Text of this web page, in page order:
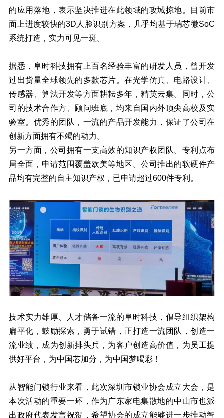
的应用落地，表示坚决推进在此领域的攻城掠地。目前市
面上进度较快的3D人脸识别方案，几乎均基于瑞芯微SoC
系统打造，实力可见一斑。
据悉，阜时科技拥有上百名经验丰富的研发人员，曾开发
过出货量全球领先的多款芯片。在光学仿真、电路设计、
传感器、算法开发等方面耕耘多年，精英云集。同时，公
司的技术合作方、顾问班底，均来自国内外顶尖高校及实
验室。优秀的团队，一流的产品开发能力，保证了公司在
创新方面拥有不竭的动力。
另一方面，公司拥有一支高效的知识产权团队。专利点布
局全面，申请范围覆盖欧美等地区。公司推出的软硬件产
品均有完整的自主知识产权，已申请超过600件专利。
技术实力雄厚、人才储备一流的阜时科技，倡导组织架构
扁平化，鼓励探索，勇于试错，正打造一流团队，创造一
流业绩，成为创新排头兵，为客户创造高价值，为员工提
供好平台，为中国芯加分，为中国梦喝彩！
从智能门锁行业来看，此次深圳市锁业协会成立大会，是
本次活动的重要一环，作为广东家电集散地的中山市也派
出政府代表发言祝贺，希望协会的成立能够进一步推动智